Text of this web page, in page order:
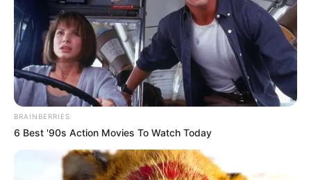
BRAINBERRIES
6 Best '90s Action Movies To Watch Today